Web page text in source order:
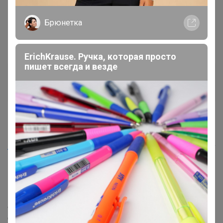
Великий магистр
5 августа, 2025 07:06
AMETIST_S, так позиция была по распродаже.. поэтому
и выкупалась. Понятно разница в цене, когда
колебания курсов... вопросов нет. Но когда в 3 раза
цена возрастает, это не нормально же. Я правда не
планировала такую покупку. Подскажите, пожалуйста,
есть возможность у байера вернуть в магазин?
Оплаты ещё не было.
Брюнетка
ErichKrause. Ручка, которая просто
пишет всегда и везде